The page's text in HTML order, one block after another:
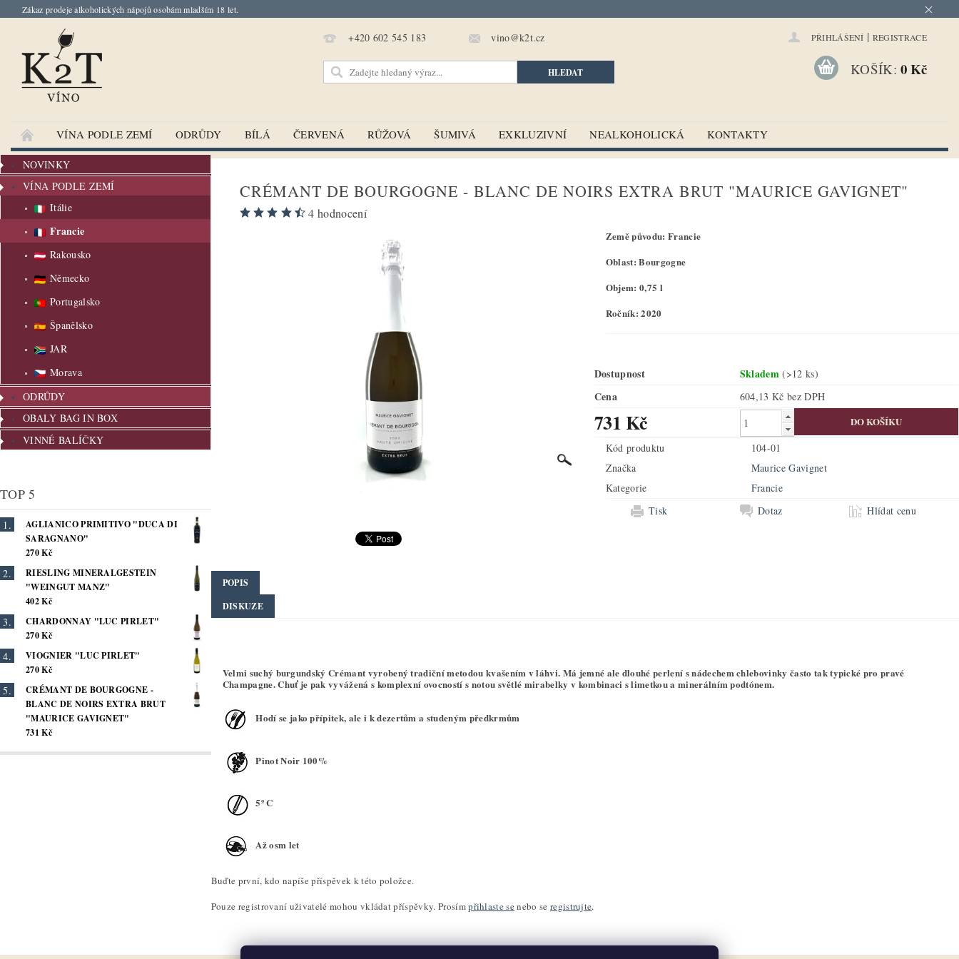
Zákaz prodeje alkoholických nápojů osobám mladším 18 let.
+420 602 545 183 vino@k2t.cz PŘIHLÁŠENÍ | REGISTRACE
KOŠÍK: 0 Kč
VÍNA PODLE ZEMÍ ODRŮDY BÍLÁ ČERVENÁ RŮŽOVÁ ŠUMIVÁ EXKLUZIVNÍ NEALKOHOLICKÁ KONTAKTY
NOVINKY
VÍNA PODLE ZEMÍ
Itálie
Francie
Rakousko
Německo
Portugalsko
Španělsko
JAR
Morava
ODRŮDY
OBALY BAG IN BOX
VINNÉ BALÍČKY
TOP 5
AGLIANICO PRIMITIVO "DUCA DI
SARAGNANO"
270 Kč
RIESLING MINERALGESTEIN
"WEINGUT MANZ"
402 Kč
CHARDONNAY "LUC PIRLET"
270 Kč
VIOGNIER "LUC PIRLET"
270 Kč
CRÉMANT DE BOURGOGNE -
BLANC DE NOIRS EXTRA BRUT
"MAURICE GAVIGNET"
731 Kč
CRÉMANT DE BOURGOGNE - BLANC DE NOIRS EXTRA BRUT "MAURICE GAVIGNET"
4 hodnocení
Země původu: Francie
Oblast: Bourgogne
Objem: 0,75 l
Ročník: 2020
Dostupnost Skladem(>12 ks)
Cena 604,13 Kč bez DPH
731 Kč
Kód produktu
104-01
Značka
Maurice Gavignet
Kategorie
Francie
Tisk
Dotaz Hlídat cenu
POPIS
DISKUZE
Velmi suchý burgundský Crémant vyrobený tradiční metodou kvašením v láhvi. Má jemné ale dlouhé perlení s nádechem chlebovinky často tak typické pro pravé
Champagne. Chuť je pak vyvážená s komplexní ovocností s notou světlé mirabelky v kombinaci s limetkou a minerálním podtónem.
Hodí se jako přípitek, ale i k dezertům a studeným předkrmům
Pinot Noir 100%
5º C
Až osm let
Buďte první, kdo napíše příspěvek k této položce.
Pouze registrovaní uživatelé mohou vkládat příspěvky. Prosímpřihlaste senebo se registrujte.